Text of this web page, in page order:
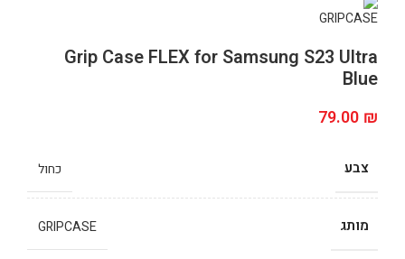
Grip Case FLEX for Samsung S23 Ultra
Blue
79.00 ₪
צבע כחול
מותג GRIPCASE